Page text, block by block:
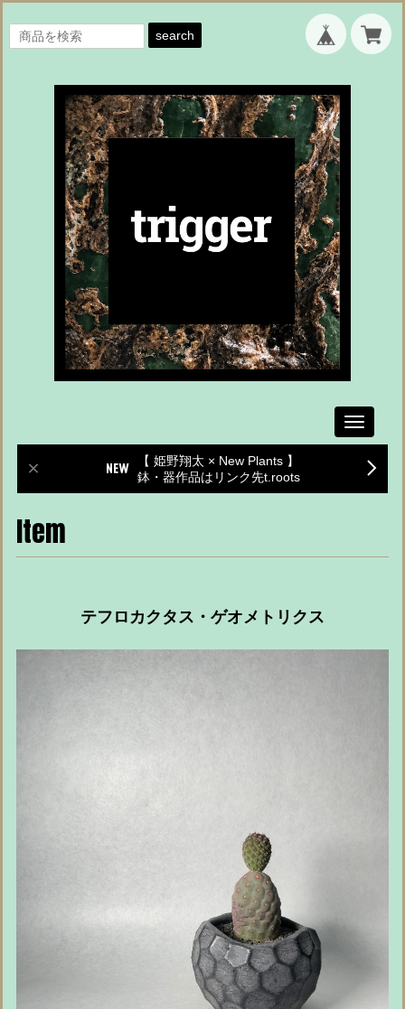
search
Toggle
【 姫野翔太 × New Plants 】
鉢・器作品はリンク先t.roots
Item
テフロカクタス・ゲオメトリクス